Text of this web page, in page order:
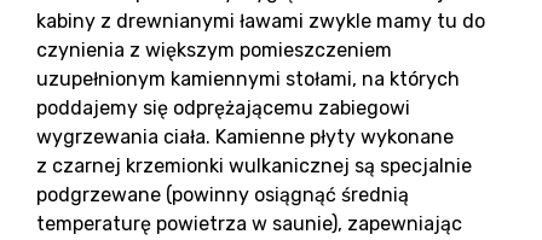
kabiny z drewnianymi ławami zwykle mamy tu do
czynienia z większym pomieszczeniem
uzupełnionym kamiennymi stołami, na których
poddajemy się odprężającemu zabiegowi
wygrzewania ciała. Kamienne płyty wykonane
z czarnej krzemionki wulkanicznej są specjalnie
podgrzewane (powinny osiągnąć średnią
temperaturę powietrza w saunie), zapewniając